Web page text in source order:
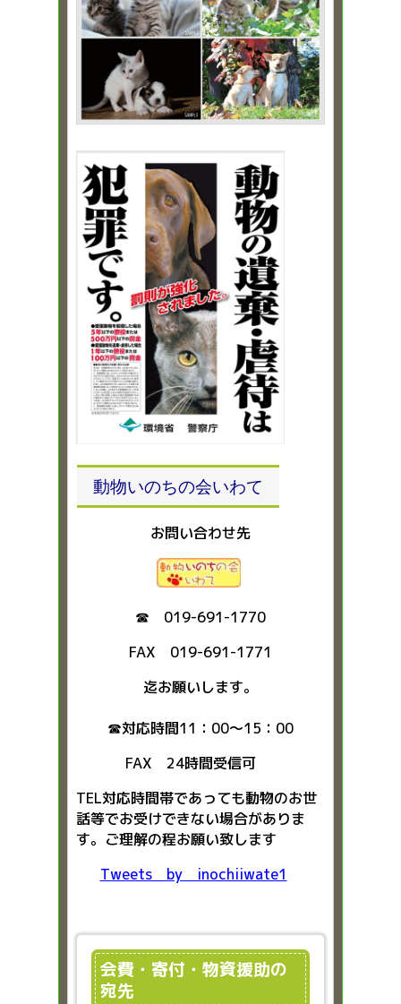
動物いのちの会いわて
お問い合わせ先
☎ 019-691-1770
FAX 019-691-1771
迄お願いします。
☎対応時間11：00～15：00
FAX 24時間受信可
TEL対応時間帯であっても動物のお世
話等でお受けできない場合がありま
す。ご理解の程お願い致します
Tweets by inochiiwate1
会費・寄付・物資援助の
宛先